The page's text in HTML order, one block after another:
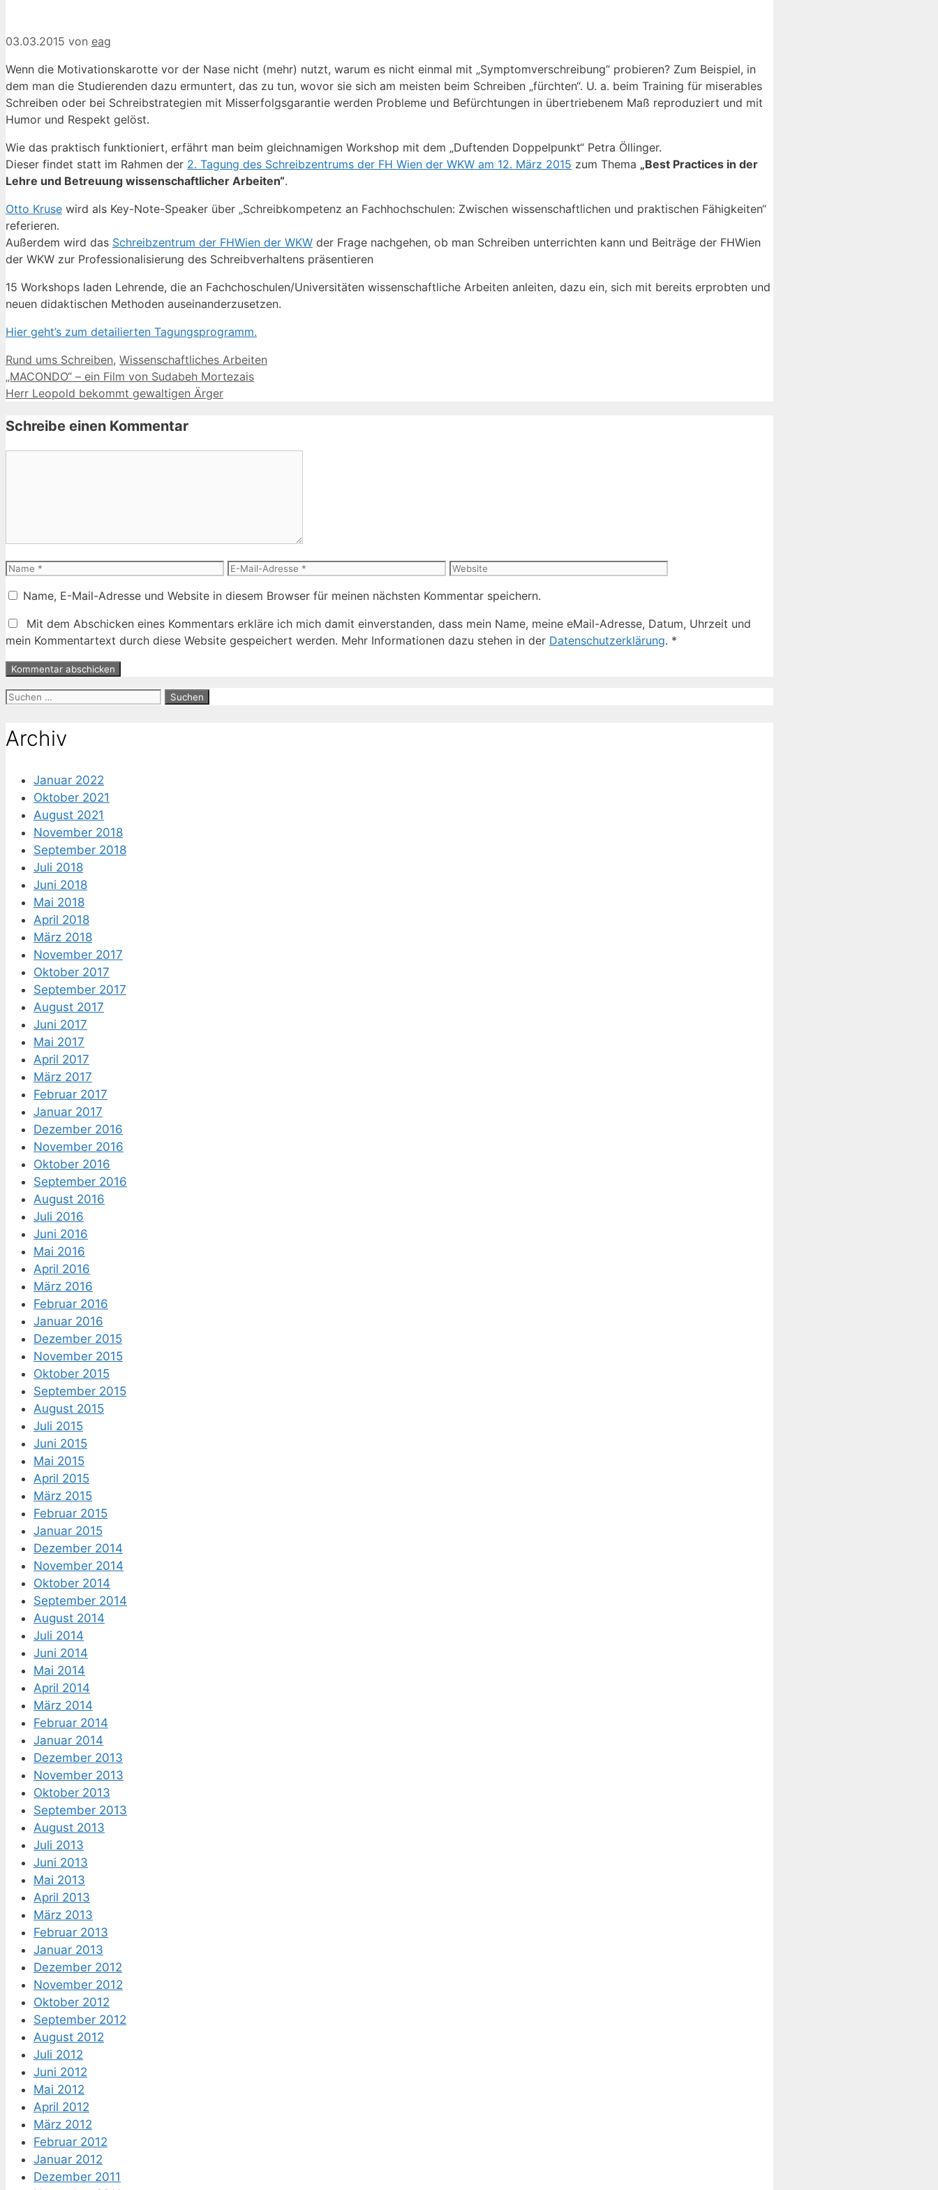
03.03.2015 von eag
Wenn die Motivationskarotte vor der Nase nicht (mehr) nutzt, warum es nicht einmal mit „Symptomverschreibung“ probieren? Zum Beispiel, in
dem man die Studierenden dazu ermuntert, das zu tun, wovor sie sich am meisten beim Schreiben „fürchten“. U. a. beim Training für miserables
Schreiben oder bei Schreibstrategien mit Misserfolgsgarantie werden Probleme und Befürchtungen in übertriebenem Maß reproduziert und mit
Humor und Respekt gelöst.
Wie das praktisch funktioniert, erfährt man beim gleichnamigen Workshop mit dem „Duftenden Doppelpunkt“ Petra Öllinger.
Dieser findet statt im Rahmen der 2. Tagung des Schreibzentrums der FH Wien der WKW am 12. März 2015 zum Thema „Best Practices in der
Lehre und Betreuung wissenschaftlicher Arbeiten“.
Otto Kruse wird als Key-Note-Speaker über „Schreibkompetenz an Fachhochschulen: Zwischen wissenschaftlichen und praktischen Fähigkeiten“
referieren.
Außerdem wird das Schreibzentrum der FHWien der WKW der Frage nachgehen, ob man Schreiben unterrichten kann und Beiträge der FHWien
der WKW zur Professionalisierung des Schreibverhaltens präsentieren
15 Workshops laden Lehrende, die an Fachchoschulen/Universitäten wissenschaftliche Arbeiten anleiten, dazu ein, sich mit bereits erprobten und
neuen didaktischen Methoden auseinanderzusetzen.
Hier geht’s zum detailierten Tagungsprogramm.
Kategorien
Rund ums Schreiben, Wissenschaftliches Arbeiten
„MACONDO“ – ein Film von Sudabeh Mortezais
Herr Leopold bekommt gewaltigen Ärger
Schreibe einen Kommentar
Name
E-
Adresse
Website
Name, E-Mail-Adresse und Website in diesem Browser für meinen nächsten Kommentar speichern.
Mit dem Abschicken eines Kommentars erkläre ich mich damit einverstanden, dass mein Name, meine eMail-Adresse, Datum, Uhrzeit und
mein Kommentartext durch diese Website gespeichert werden. Mehr Informationen dazu stehen in der Datenschutzerklärung. *
Suche
Archiv
Januar 2022
Oktober 2021
August 2021
November 2018
September 2018
Juli 2018
Juni 2018
Mai 2018
April 2018
März 2018
November 2017
Oktober 2017
September 2017
August 2017
Juni 2017
Mai 2017
April 2017
März 2017
Februar 2017
Januar 2017
Dezember 2016
November 2016
Oktober 2016
September 2016
August 2016
Juli 2016
Juni 2016
Mai 2016
April 2016
März 2016
Februar 2016
Januar 2016
Dezember 2015
November 2015
Oktober 2015
September 2015
August 2015
Juli 2015
Juni 2015
Mai 2015
April 2015
März 2015
Februar 2015
Januar 2015
Dezember 2014
November 2014
Oktober 2014
September 2014
August 2014
Juli 2014
Juni 2014
Mai 2014
April 2014
März 2014
Februar 2014
Januar 2014
Dezember 2013
November 2013
Oktober 2013
September 2013
August 2013
Juli 2013
Juni 2013
Mai 2013
April 2013
März 2013
Februar 2013
Januar 2013
Dezember 2012
November 2012
Oktober 2012
September 2012
August 2012
Juli 2012
Juni 2012
Mai 2012
April 2012
März 2012
Februar 2012
Januar 2012
Dezember 2011